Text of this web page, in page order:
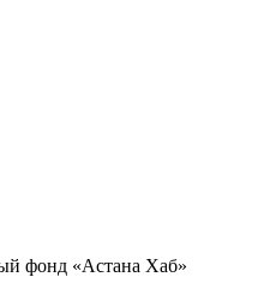
фонд «Астана Хаб»